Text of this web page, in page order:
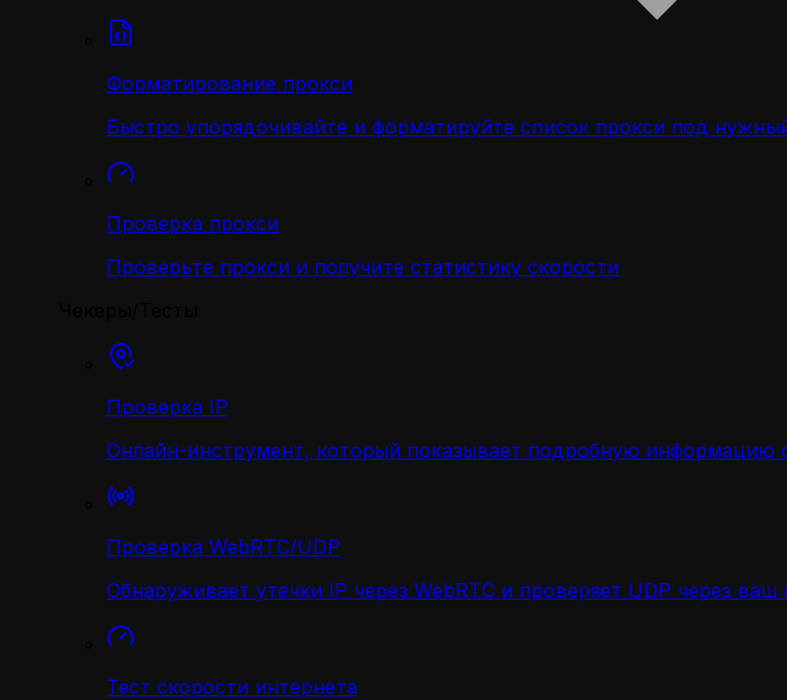
Форматирование прокси
Быстро упорядочивайте и форматируйте список прокси под
Проверка прокси
Проверьте прокси и получите статистику скорости
Проверка IP
Онлайн-инструмент, который показывает подробную информацию
Проверка WebRTC/UDP
Обнаруживает утечки IP через WebRTC и проверяет UDP через ваш
Тест скорости интернета